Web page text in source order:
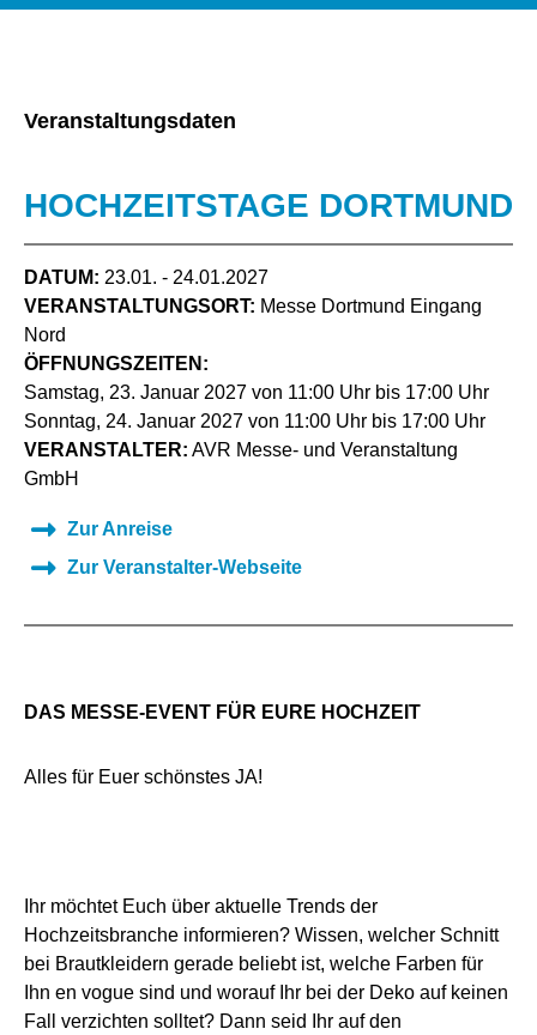
Veranstaltungsdaten
HOCHZEITSTAGE DORTMUND
DATUM: 23.01. - 24.01.2027
VERANSTALTUNGSORT: Messe Dortmund Eingang
Nord
ÖFFNUNGSZEITEN:
Samstag, 23. Januar 2027 von 11:00 Uhr bis 17:00 Uhr
Sonntag, 24. Januar 2027 von 11:00 Uhr bis 17:00 Uhr
VERANSTALTER: AVR Messe- und Veranstaltung
GmbH
Zur Anreise
Zur Veranstalter-Webseite
DAS MESSE-EVENT FÜR EURE HOCHZEIT
Alles für Euer schönstes JA!
Ihr möchtet Euch über aktuelle Trends der
Hochzeitsbranche informieren? Wissen, welcher Schnitt
bei Brautkleidern gerade beliebt ist, welche Farben für
Ihn en vogue sind und worauf Ihr bei der Deko auf keinen
Fall verzichten solltet? Dann seid Ihr auf den